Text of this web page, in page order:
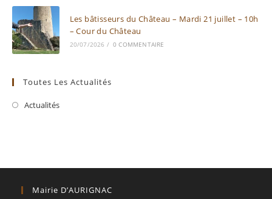
Les bâtisseurs du Château – Mardi 21 juillet – 10h
– Cour du Château
20/07/2026 / 0 COMMENTAIRE
Toutes Les Actualités
Actualités
Mairie D’AURIGNAC